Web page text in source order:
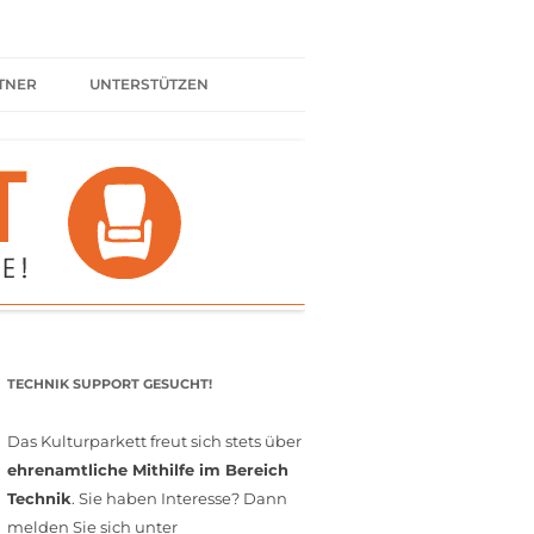
UNTERSTÜTZEN
SPENDEN
FÖRDERMITGLIED WERDEN
MITGLIEDSCHAFT
TECHNIK SUPPORT GESUCHT!
Das Kulturparkett freut sich stets über
ehrenamtliche Mithilfe im Bereich
Technik. Sie haben Interesse? Dann
melden Sie sich unter